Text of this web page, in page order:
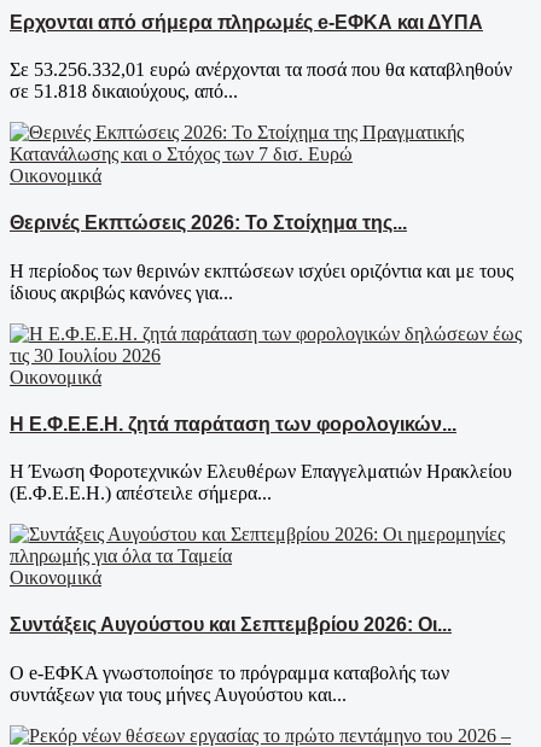
Ερχονται από σήμερα πληρωμές e-ΕΦΚΑ και ΔΥΠΑ
Σε 53.256.332,01 ευρώ ανέρχονται τα ποσά που θα καταβληθούν
σε 51.818 δικαιούχους, από...
Οικονομικά
Θερινές Εκπτώσεις 2026: Το Στοίχημα της...
Η περίοδος των θερινών εκπτώσεων ισχύει οριζόντια και με τους
ίδιους ακριβώς κανόνες για...
Οικονομικά
Η Ε.Φ.Ε.Ε.Η. ζητά παράταση των φορολογικών...
Η Ένωση Φοροτεχνικών Ελευθέρων Επαγγελματιών Ηρακλείου
(Ε.Φ.Ε.Ε.Η.) απέστειλε σήμερα...
Οικονομικά
Συντάξεις Αυγούστου και Σεπτεμβρίου 2026: Οι...
Ο e-ΕΦΚΑ γνωστοποίησε το πρόγραμμα καταβολής των
συντάξεων για τους μήνες Αυγούστου και...